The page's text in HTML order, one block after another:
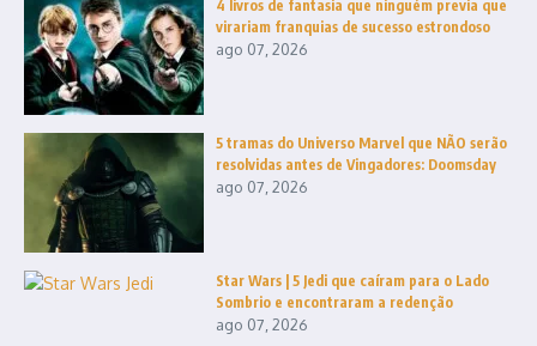
4 livros de fantasia que ninguém previa que
virariam franquias de sucesso estrondoso
ago 07, 2026
5 tramas do Universo Marvel que NÃO serão
resolvidas antes de Vingadores: Doomsday
ago 07, 2026
Star Wars | 5 Jedi que caíram para o Lado
Sombrio e encontraram a redenção
ago 07, 2026